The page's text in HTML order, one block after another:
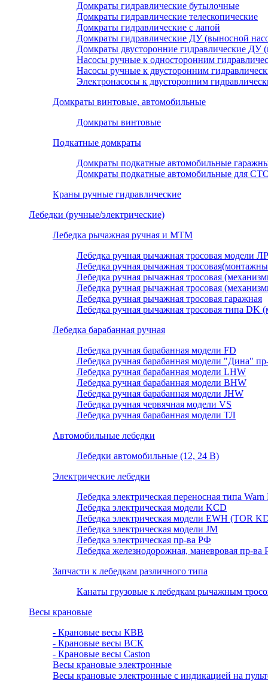
Домкраты гидравлические бутылочные
Домкраты гидравлические телескопические
Домкраты гидравлические с лапой
Домкраты гидравлические ДУ (выносной
Домкраты двусторонние гидравлические ДУ
Насосы ручные к односторонним
Насосы ручные к двусторонним
Электронасосы к двусторонним
Домкраты винтовые, автомобильные
Домкраты винтовые
Подкатные домкраты
Домкраты подкатные автомобильные
Домкраты подкатные автомобильные для
Краны ручные гидравлические
Лебедки (ручные/электрические)
Лебедка рычажная ручная и МТМ
Лебедка ручная рычажная тросовая модели ЛР
Лебедка ручная рычажная
Лебедка ручная рычажная тросовая
Лебедка ручная рычажная тросовая
Лебедка ручная рычажная тросовая гаражная
Лебедка ручная рычажная тросовая типа DK
Лебедка барабанная ручная
Лебедка ручная барабанная модели FD
Лебедка ручная барабанная модели "Дина"
Лебедка ручная барабанная модели LHW
Лебедка ручная барабанная модели BHW
Лебедка ручная барабанная модели JHW
Лебедка ручная червячная модели VS
Лебедка ручная барабанная модели ТЛ
Автомобильные лебедки
Лебедки автомобильные (12, 24 В)
Электрические лебедки
Лебедка электрическая переносная типа
Лебедка электрическая модели KCD
Лебедка электрическая модели EWH (TOR
Лебедка электрическая модели JM
Лебедка электрическая пр-ва РФ
Лебедка железнодорожная, маневровая пр-ва
Запчасти к лебедкам различного типа
Канаты грузовые к лебедкам рычажным
Весы крановые
- Крановые весы КВВ
- Крановые весы ВСК
- Крановые весы Caston
Весы крановые электронные
Весы крановые электронные с индикацией на